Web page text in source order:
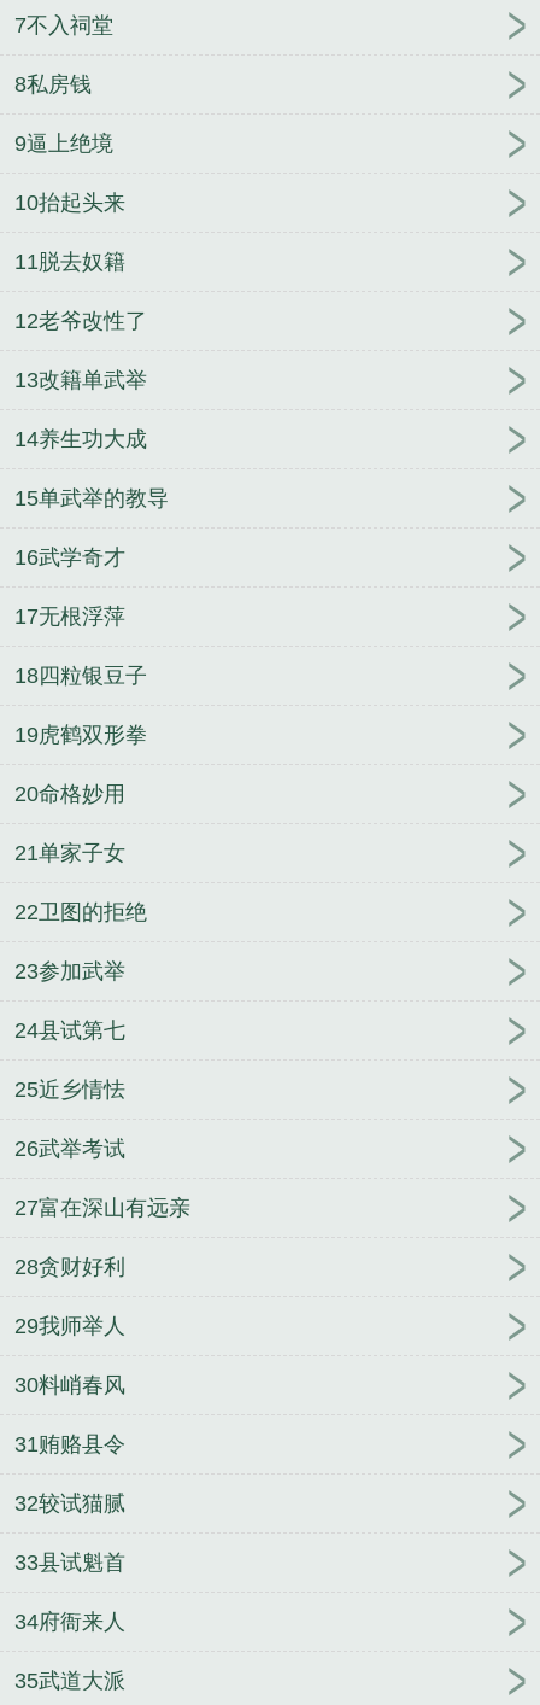
7不入祠堂
8私房钱
9逼上绝境
10抬起头来
11脱去奴籍
12老爷改性了
13改籍单武举
14养生功大成
15单武举的教导
16武学奇才
17无根浮萍
18四粒银豆子
19虎鹤双形拳
20命格妙用
21单家子女
22卫图的拒绝
23参加武举
24县试第七
25近乡情怯
26武举考试
27富在深山有远亲
28贪财好利
29我师举人
30料峭春风
31贿赂县令
32较试猫腻
33县试魁首
34府衙来人
35武道大派